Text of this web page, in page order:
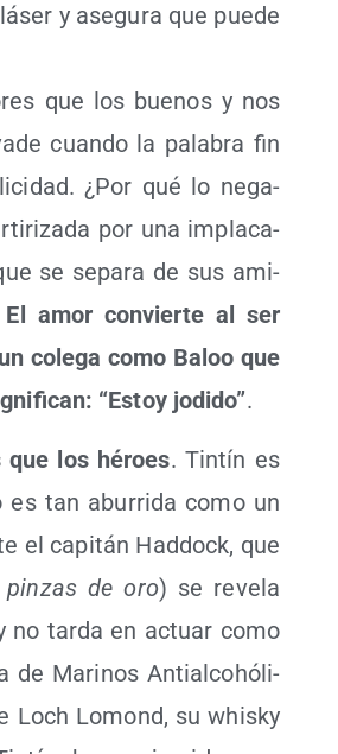
y ase­gu­ra que pue­de
que los bue­nos y nos
cuan­do la pala­bra fin
¿Por qué lo nega­
por una impla­ca­
se sepa­ra de sus ami­
El amor con­vier­te al ser
cole­ga como Baloo que
“Estoy jodi­do”.
los héroes. Tin­tín es
es tan abu­rri­da como un
el capi­tán Had­dock, que
de oro) se reve­la
no tar­da en actuar como
de Mari­nos Anti­al­cohó­li­
Loch Lomond, su whisky